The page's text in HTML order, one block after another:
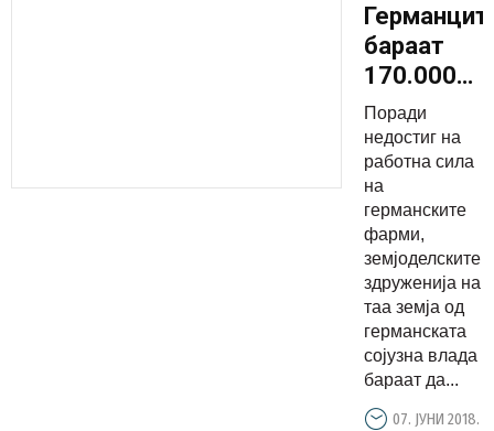
бараат
170.000
сезонски
работници:
еве колку
плаќаат
за еден
час
берење
јагоди
Поради
недостиг на
работна сила
на
германските
фарми,
земјоделските
здруженија на
таа земја од
германската
сојузна влада
бараат да...
07. ЈУНИ 2018.